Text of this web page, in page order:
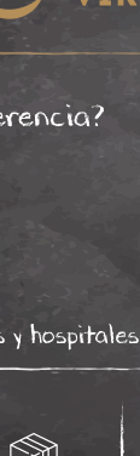
y hospitales